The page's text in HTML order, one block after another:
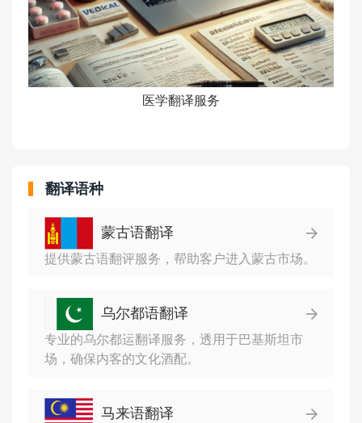
说明书翻译服务
翻译语种
蒙古语翻译
提供蒙古语翻评服务，帮助客户进入蒙古市场。
乌尔都语翻译
专业的乌尔都运翻译服务，透用于巴基斯坦市
场，确保内客的文化酒配。
马来语翻译